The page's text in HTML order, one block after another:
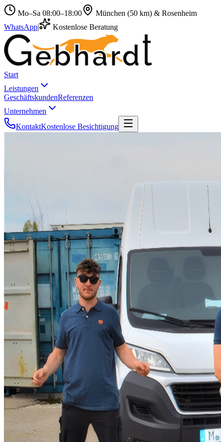
Mo–Sa 08:00–18:00
München (50 km) & Rosenheim
WhatsApp| Kostenlose Beratung
Start
Leistungen
GeschäftskundenReferenzen
Unternehmen
KontaktKostenlose Besichtigung